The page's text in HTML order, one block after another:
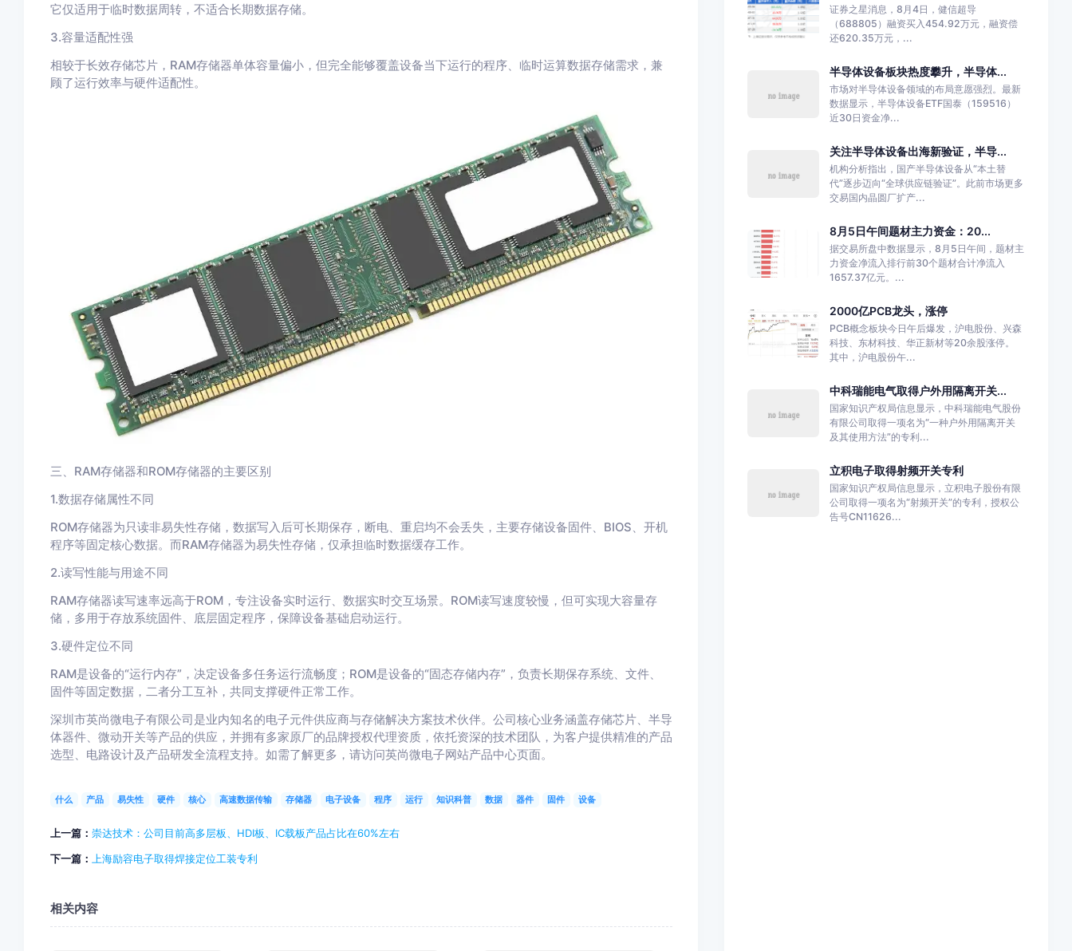
它仅适用于临时数据周转，不适合长期数据存储。
3.容量适配性强
相较于长效存储芯片，RAM存储器单体容量偏小，但完全能够覆盖设备当下运行的程序、临时运算数据存储需求，兼
顾了运行效率与硬件适配性。
三、RAM存储器和ROM存储器的主要区别
1.数据存储属性不同
ROM存储器为只读非易失性存储，数据写入后可长期保存，断电、重启均不会丢失，主要存储设备固件、BIOS、开机
程序等固定核心数据。而RAM存储器为易失性存储，仅承担临时数据缓存工作。
2.读写性能与用途不同
RAM存储器读写速率远高于ROM，专注设备实时运行、数据实时交互场景。ROM读写速度较慢，但可实现大容量存
储，多用于存放系统固件、底层固定程序，保障设备基础启动运行。
3.硬件定位不同
RAM是设备的“运行内存”，决定设备多任务运行流畅度；ROM是设备的“固态存储内存”，负责长期保存系统、文件、
固件等固定数据，二者分工互补，共同支撑硬件正常工作。
深圳市英尚微电子有限公司是业内知名的电子元件供应商与存储解决方案技术伙伴。公司核心业务涵盖存储芯片、半导
体器件、微动开关等产品的供应，并拥有多家原厂的品牌授权代理资质，依托资深的技术团队，为客户提供精准的产品
选型、电路设计及产品研发全流程支持。如需了解更多，请访问英尚微电子网站产品中心页面。
什么 产品 易失性 硬件 核心 高速数据传输 存储器 电子设备 程序 运行 知识科普 数据 器件 固件 设备
上一篇： 崇达技术：公司目前高多层板、HDI板、IC载板产品占比在60%左右
下一篇：
上海励容电子取得焊接定位工装专利
相关内容
证券之星消息，8月4日，健信超导
（688805）融资买入454.92万元，融资偿
还620.35万元，...
半导体设备板块热度攀升，半导体...
市场对半导体设备领域的布局意愿强烈。最新
数据显示，半导体设备ETF国泰（159516）
近30日资金净...
关注半导体设备出海新验证，半导...
机构分析指出，国产半导体设备从“本土替
代”逐步迈向“全球供应链验证”。此前市场更多
交易国内晶圆厂扩产...
8月5日午间题材主力资金：20...
据交易所盘中数据显示，8月5日午间，题材主
力资金净流入排行前30个题材合计净流入
1657.37亿元。...
2000亿PCB龙头，涨停
PCB概念板块今日午后爆发，沪电股份、兴森
科技、东材科技、华正新材等20余股涨停。
其中，沪电股份午...
中科瑞能电气取得户外用隔离开关...
国家知识产权局信息显示，中科瑞能电气股份
有限公司取得一项名为“一种户外用隔离开关
及其使用方法”的专利...
立积电子取得射频开关专利
国家知识产权局信息显示，立积电子股份有限
公司取得一项名为“射频开关”的专利，授权公
告号CN11626...